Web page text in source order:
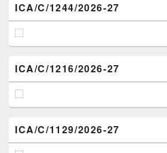
ICA/C/1244/2026-27
ICA/C/1216/2026-27
ICA/C/1129/2026-27